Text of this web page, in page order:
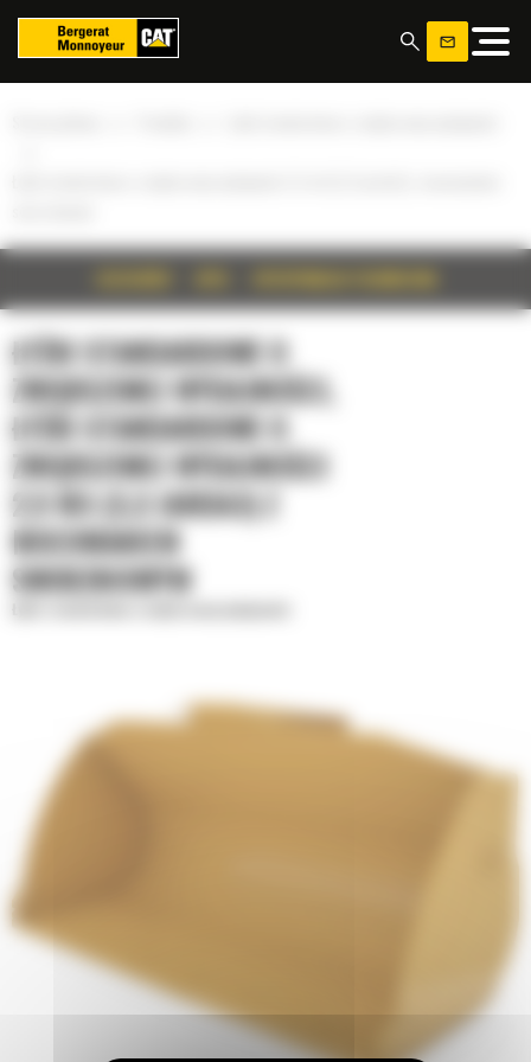
ŁYŻKI STANDARDOWE O
ZWIĘKSZONEJ WYDAJNOŚCI,
ŁYŻKI STANDARDOWE O
ZWIĘKSZONEJ WYDAJNOŚCI
2,5 M3 (3,3 JARDA3) Z
MOCOWANIEM
SWORZNIOWYM
Panel zarządzania plikami cookies